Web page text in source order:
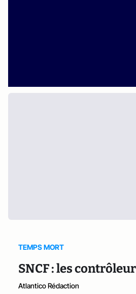
TEMPS MORT
SNCF : les
Atlantico Rédaction